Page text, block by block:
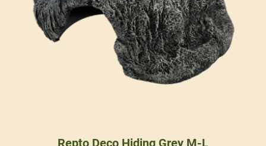
Repto Deco Hiding Grey M-L